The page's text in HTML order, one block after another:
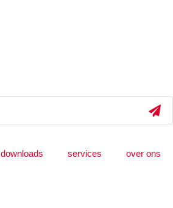
downloads services over ons